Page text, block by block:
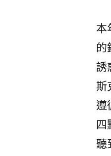
本
的
誘
斯
遵
四
聽